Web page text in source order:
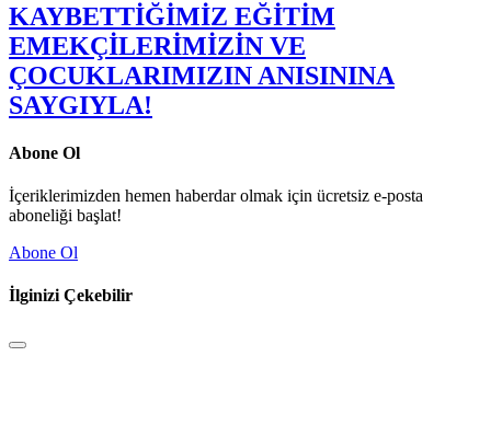
KAYBETTİĞİMİZ EĞİTİM
EMEKÇİLERİMİZİN VE
ÇOCUKLARIMIZIN ANISININA
SAYGIYLA!
Abone Ol
İçeriklerimizden hemen haberdar olmak için ücretsiz e-posta
aboneliği başlat!
Abone Ol
İlginizi Çekebilir